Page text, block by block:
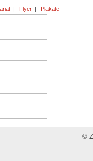
Flyer Plakate
©